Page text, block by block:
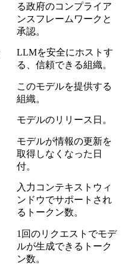
る政府のコンプライア
ンスフレームワークと
承認。
LLMを安全にホストす
る、信頼できる組織。
このモデルを提供する
組織。
モデルのリリース日。
モデルが情報の更新を
取得しなくなった日
付。
入力コンテキストウィ
ンドウでサポートされ
るトークン数。
1回のリクエストでモデ
ルが生成できるトーク
ン数。